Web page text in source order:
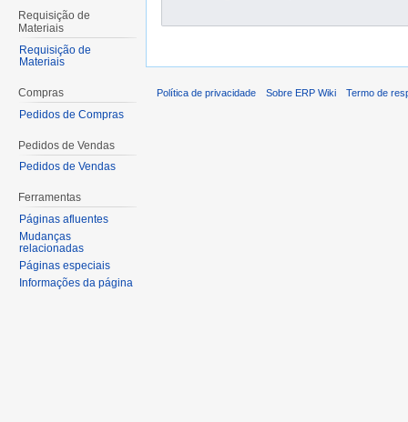
Requisição de
Materiais
Requisição de
Materiais
Compras
Pedidos de Compras
Pedidos de Vendas
Pedidos de Vendas
Ferramentas
Páginas afluentes
Mudanças
relacionadas
Páginas especiais
Informações da página
Política de privacidade Sobre ERP Wiki Termo de